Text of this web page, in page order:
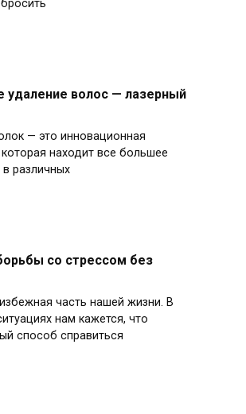
удаление волос — лазерный
— это инновационная
которая находит все большее
различных
со стрессом без
часть нашей жизни. В
нам кажется, что
способ справиться